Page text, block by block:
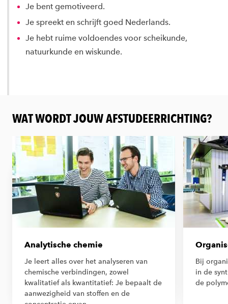
Je bent gemotiveerd.
Je spreekt en schrijft goed Nederlands.
Je hebt ruime voldoendes voor scheikunde,
natuurkunde en wiskunde.
WAT WORDT JOUW AFSTUDEERRICHTING?
Analytische chemie
Je leert alles over het analyseren van
chemische verbindingen, zowel
kwalitatief als kwantitatief: Je bepaalt de
aanwezigheid van stoffen en de
Bij
in de
de